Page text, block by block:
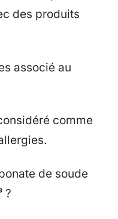
des produits
associé au
comme
de soude
?